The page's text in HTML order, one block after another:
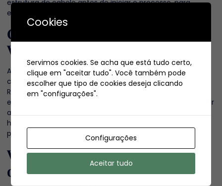
estrutura do cabelo antes de iniciar o processo, para
escolher as cores e técnicas mais adequadas.
Cuidados pós-aplicação do
Verano
Após a aplicação do Verano, é fundamental seguir alguns
cuidados para manter a cor e a saúde dos fios.
Recomenda-se o uso de shampoos e condicionadores
específicos para cabelos coloridos, que ajudam a preservar
a tonalidade e a hidratação. Além disso, tratamentos de
hidratação profunda podem ser realizados regularmente
para evitar o ressecamento e manter o brilho.
Verano versus outras técnicas
de coloração
Cookies
Servimos cookies. Se acha que está tudo certo,
clique em "aceitar tudo". Você também pode
escolher que tipo de cookies deseja clicando
em "configurações".
Configurações
Aceitar tudo